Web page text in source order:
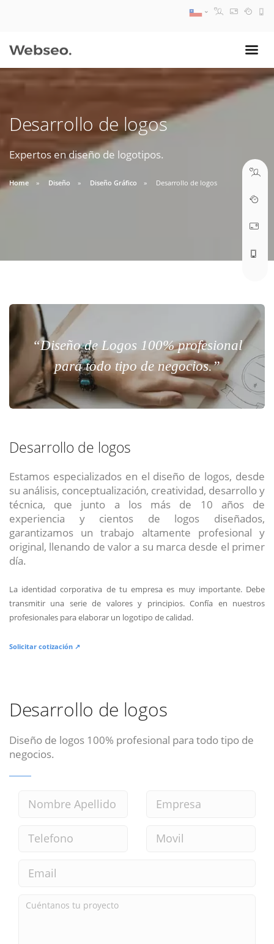
Desarrollo de logos
Expertos en diseño de logotipos.
Home Diseño Diseño Gráfico Desarrollo de logos
“Diseño de Logos 100% profesional
para todo tipo de negocios.”
Desarrollo de logos
Estamos especializados en el diseño de logos, desde
su análisis, conceptualización, creatividad, desarrollo y
técnica, que junto a los más de 10 años de
experiencia y cientos de logos diseñados,
garantizamos un trabajo altamente profesional y
original, llenando de valor a su marca desde el primer
día.
La identidad corporativa de tu empresa es muy importante. Debe
transmitir una serie de valores y principios. Confía en nuestros
profesionales para elaborar un logotipo de calidad.
Solicitar cotización ↗
Desarrollo de logos
Diseño de logos 100% profesional para todo tipo de
negocios.
09:30 AM A 18:30 PM
soporte@webseo.cl